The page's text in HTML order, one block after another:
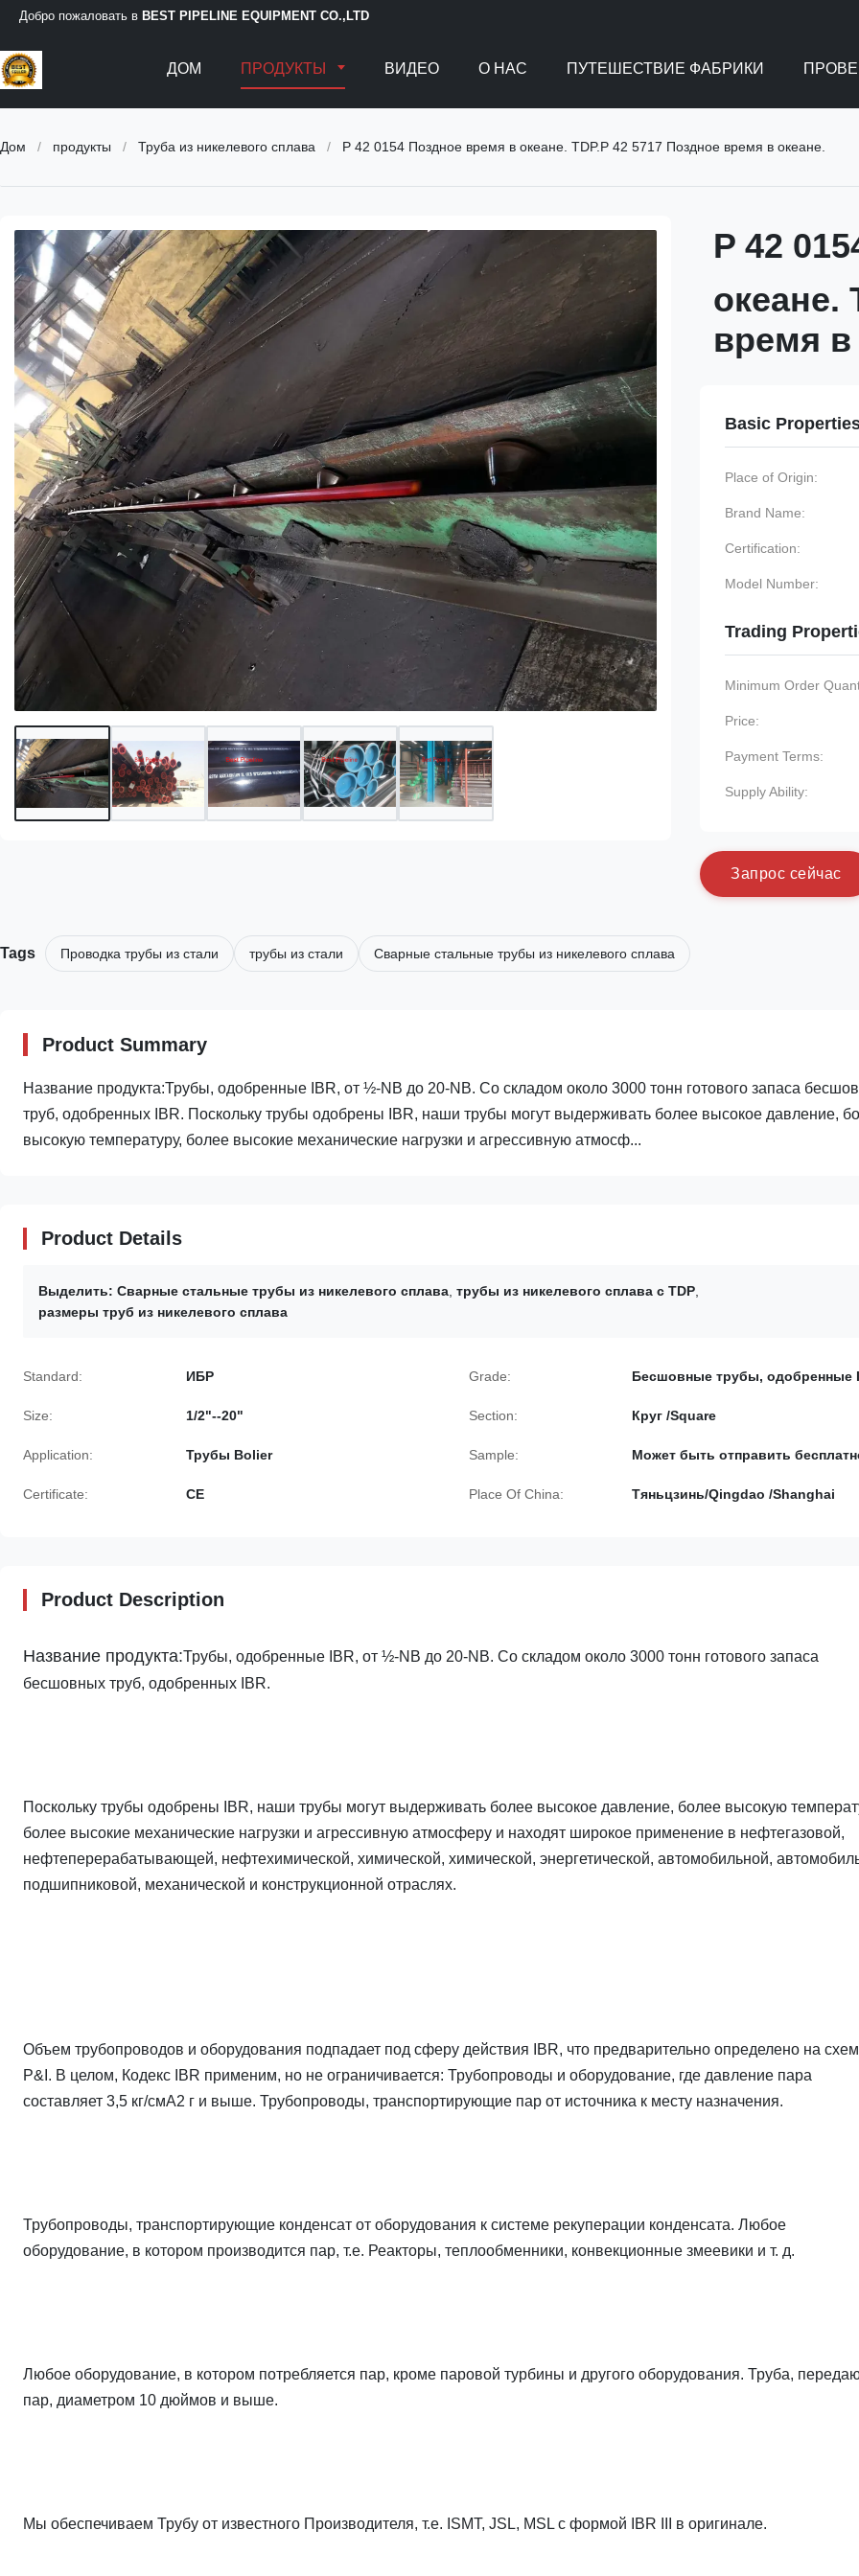
Добро пожаловать в BEST PIPELINE EQUIPMENT CO.,LTD
ДОМ ПРОДУКТЫ ВИДЕО О НАС ПУТЕШЕСТВИЕ ФАБРИКИ
Дом / продукты / Труба из никелевого сплава / P 42 0154 Поздное время в океане. TDP.P 42 5717 Поздное время в океане.
P 42
океане.
время в
Basic
Place of Origin:
Brand Name:
Certification:
Model Number:
Trading
Minimum Order
Price:
Payment Terms:
Supply Ability:
Запрос сейчас
Tags Проводка трубы из стали трубы из стали Сварные стальные трубы из никелевого сплава
Product Summary
Название продукта:Трубы, одобренные IBR, от ½-NB до 20-NB. Со складом около 3000 тонн готового запаса
труб, одобренных IBR. Поскольку трубы одобрены IBR, наши трубы могут выдерживать более высокое давление,
высокую температуру, более высокие механические нагрузки и агрессивную атмосф...
Product Details
Выделить: Сварные стальные трубы из никелевого сплава трубы из никелевого сплава с TDP
размеры труб из никелевого сплава
Standard: ИБР Grade: Бесшовные трубы, одобренные
Size: 1/2"--20" Section: Круг /Square
Application: Трубы Bolier Sample: Может быть отправить
Certificate: CE Place Of China: Тяньцзинь/Qingdao /Shanghai
Product Description
Название продукта:Трубы, одобренные IBR, от ½-NB до 20-NB. Со складом около 3000 тонн готового запаса
бесшовных труб, одобренных IBR.
Поскольку трубы одобрены IBR, наши трубы могут выдерживать более высокое давление, более высокую
более высокие механические нагрузки и агрессивную атмосферу и находят широкое применение в нефтегазовой,
нефтеперерабатывающей, нефтехимической, химической, химической, энергетической, автомобильной,
подшипниковой, механической и конструкционной отраслях.
Объем трубопроводов и оборудования подпадает под сферу действия IBR, что предварительно определено на
P&I. В целом, Кодекс IBR применим, но не ограничивается: Трубопроводы и оборудование, где давление пара
составляет 3,5 кг/смА2 г и выше. Трубопроводы, транспортирующие пар от источника к месту назначения.
Трубопроводы, транспортирующие конденсат от оборудования к системе рекуперации конденсата. Любое
оборудование, в котором производится пар, т.е. Реакторы, теплообменники, конвекционные змеевики и т. д.
Любое оборудование, в котором потребляется пар, кроме паровой турбины и другого оборудования. Труба,
пар, диаметром 10 дюймов и выше.
Мы обеспечиваем Трубу от известного Производителя, т.е. ISMT, JSL, MSL с формой IBR III в оригинале.